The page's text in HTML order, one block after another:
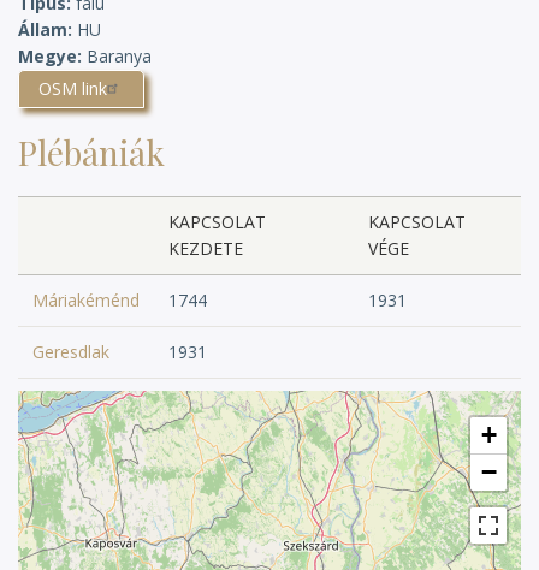
Állam HU
Megye Baranya
OSM link
Plébániák
KAPCSOLAT
KEZDETE
KAPCSOLAT
VÉGE
Máriakéménd 1744 1931
Geresdlak 1931
+
−